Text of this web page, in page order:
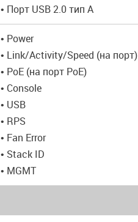
• Порт USB 2.0 тип A
• Power
• Link/Activity/Speed (на порт)
• PoE (на порт PoE)
• Console
• USB
• RPS
• Fan Error
• Stack ID
• MGMT